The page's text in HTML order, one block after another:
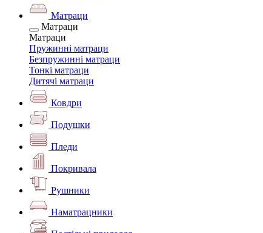
Матраци
Матраци
Матраци
Пружинні матраци
Безпружинні матраци
Тонкі матраци
Дитячі матраци
Ковдри
Подушки
Пледи
Покривала
Рушники
Наматрацники